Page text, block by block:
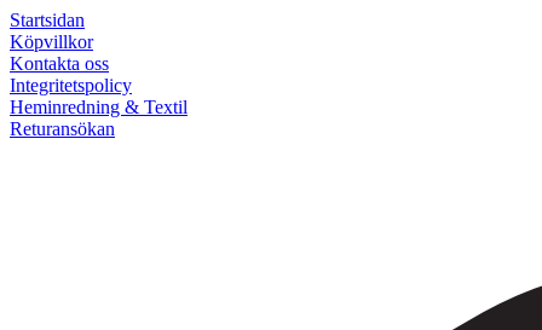
Startsidan
Köpvillkor
Kontakta oss
Integritetspolicy
Heminredning & Textil
Returansökan